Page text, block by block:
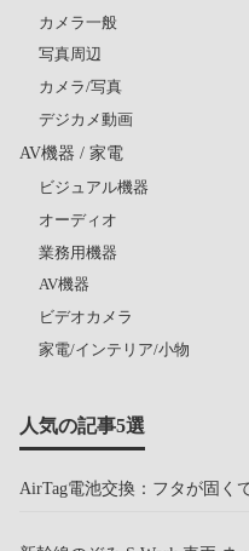
カメラ一般
写真周辺
カメラ/写真
デジカメ動画
AV機器 / 家電
ビジュアル機器
オーディオ
業務用機器
AV機器
ビデオカメラ
家電/インテリア/小物
人気の記事5選
AirTag電池交換：フタが固く